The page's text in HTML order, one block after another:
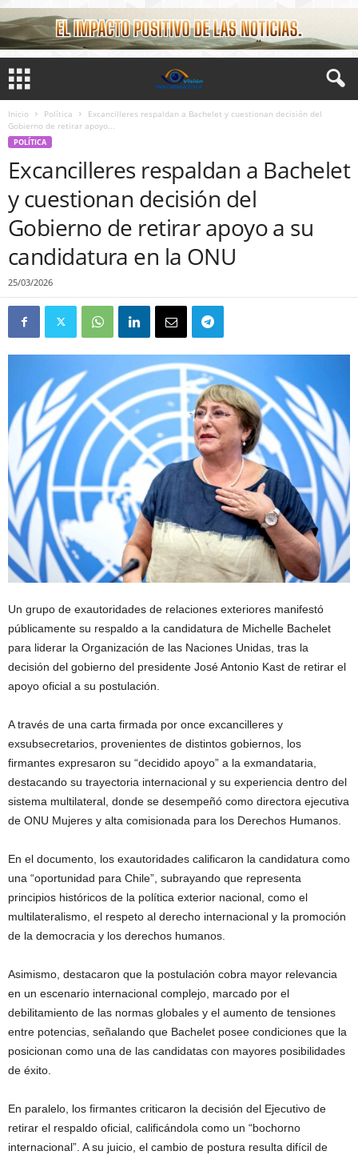
Inicio Política
Excancilleres respaldan a Bachelet y cuestionan decisión del
Gobierno de retirar apoyo...
POLÍTICA
Excancilleres respaldan a Bachelet
y cuestionan decisión del
Gobierno de retirar apoyo a su
candidatura en la ONU
25/03/2026
Un grupo de exautoridades de relaciones exteriores manifestó
públicamente su respaldo a la candidatura de Michelle Bachelet
para liderar la Organización de las Naciones Unidas, tras la
decisión del gobierno del presidente José Antonio Kast de retirar el
apoyo oficial a su postulación.
A través de una carta firmada por once excancilleres y
exsubsecretarios, provenientes de distintos gobiernos, los
firmantes expresaron su “decidido apoyo” a la exmandataria,
destacando su trayectoria internacional y su experiencia dentro del
sistema multilateral, donde se desempeñó como directora ejecutiva
de ONU Mujeres y alta comisionada para los Derechos Humanos.
En el documento, los exautoridades calificaron la candidatura como
una “oportunidad para Chile”, subrayando que representa
principios históricos de la política exterior nacional, como el
multilateralismo, el respeto al derecho internacional y la promoción
de la democracia y los derechos humanos.
Asimismo, destacaron que la postulación cobra mayor relevancia
en un escenario internacional complejo, marcado por el
debilitamiento de las normas globales y el aumento de tensiones
entre potencias, señalando que Bachelet posee condiciones que la
posicionan como una de las candidatas con mayores posibilidades
de éxito.
En paralelo, los firmantes criticaron la decisión del Ejecutivo de
retirar el respaldo oficial, calificándola como un “bochorno
internacional”. A su juicio, el cambio de postura resulta difícil de